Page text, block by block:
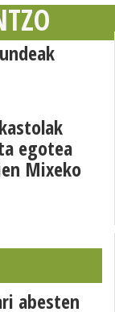
egotea
Mixeko
abesten